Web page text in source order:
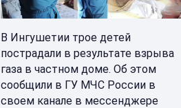
В Ингушетии трое детей
пострадали в результате взрыва
газа в частном доме. Об этом
сообщили в ГУ МЧС России в
своем канале в мессенджере